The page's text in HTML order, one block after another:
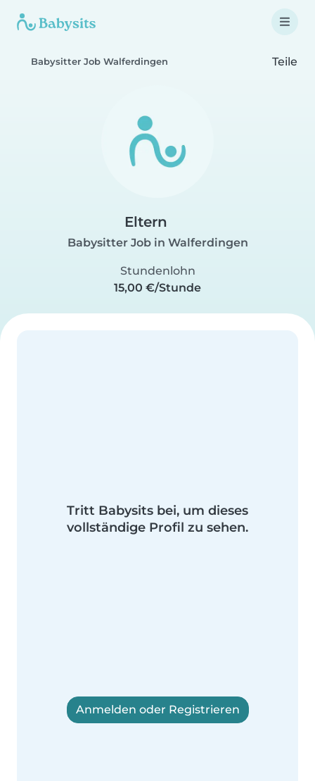
Babysitter Job Walferdingen Teile
Eltern
Babysitter Job in Walferdingen
Stundenlohn
15,00 €/Stunde
Tritt Babysits bei, um dieses
vollständige Profil zu sehen.
Anmelden oder Registrieren